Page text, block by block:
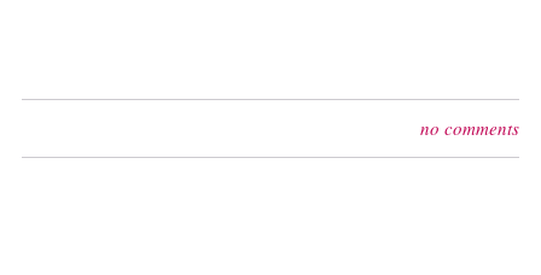
no comments